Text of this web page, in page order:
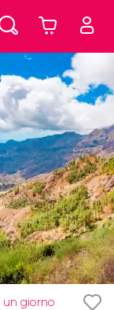
un giorno